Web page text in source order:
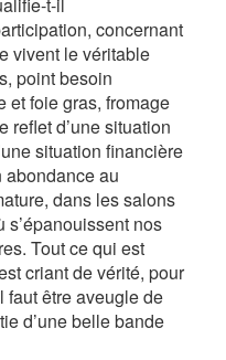
concernant
vivent le véritable
point besoin
et foie gras, fromage
reflet d’une situation
situation financière
abondance au
dans les salons
s’épanouissent nos
Tout ce qui est
criant de vérité, pour
faut être aveugle de
d’une belle bande